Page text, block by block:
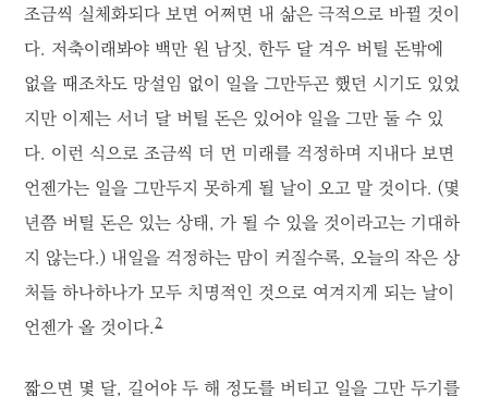
조금씩 실체화되다 보면 어쩌면 내 삶은 극적으로 바뀔 것이
다. 저축이래봐야 백만 원 남짓, 한두 달 겨우 버틸 돈밖에
없을 때조차도 망설임 없이 일을 그만두곤 했던 시기도 있었
지만 이제는 서너 달 버틸 돈은 있어야 일을 그만 둘 수 있
다. 이런 식으로 조금씩 더 먼 미래를 걱정하며 지내다 보면
언젠가는 일을 그만두지 못하게 될 날이 오고 말 것이다. (몇
년쯤 버틸 돈은 있는 상태, 가 될 수 있을 것이라고는 기대하
지 않는다.) 내일을 걱정하는 맘이 커질수록, 오늘의 작은 상
처들 하나하나가 모두 치명적인 것으로 여겨지게 되는 날이
언젠가 올 것이다.2
짧으면 몇 달, 길어야 두 해 정도를 버티고 일을 그만 두기를